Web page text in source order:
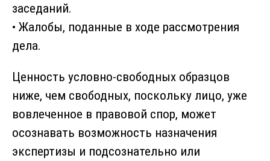
заседаний.
• Жалобы, поданные в ходе рассмотрения
дела.
Ценность условно-свободных образцов
ниже, чем свободных, поскольку лицо, уже
вовлеченное в правовой спор, может
осознавать возможность назначения
экспертизы и подсознательно или